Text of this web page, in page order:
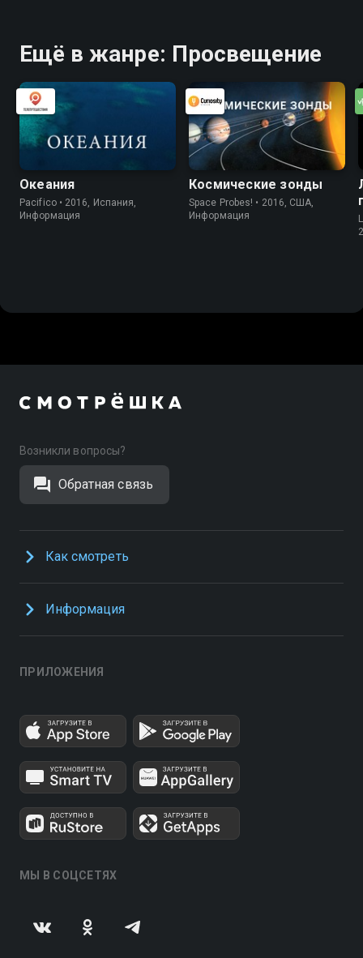
Ещё в жанре: Просвещение
Океания
Pacifico • 2016, Испания,
Информация
Космические зонды
Space Probes! • 2016, США,
Информация
Возникли вопросы?
Обратная связь
Как смотреть
Информация
ПРИЛОЖЕНИЯ
МЫ В СОЦСЕТЯХ